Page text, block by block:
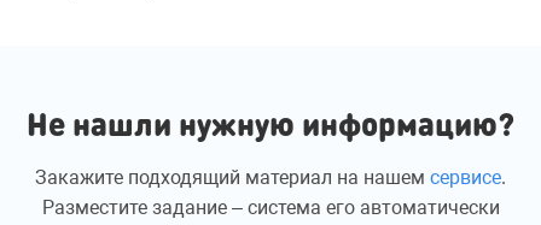
Не нашли нужную информацию?
Закажите подходящий материал на нашем сервисе.
Разместите задание – система его автоматически